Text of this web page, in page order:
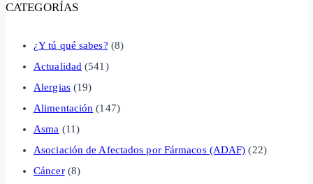
CATEGORÍAS
¿Y tú qué sabes? (8)
Actualidad (541)
Alergias(19)
Alimentación (147)
Asma (11)
Asociación de Afectados por Fármacos (ADAF) (22)
Cáncer(8)